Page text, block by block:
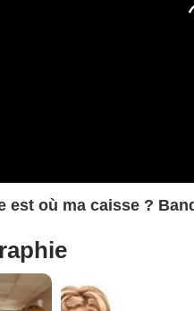
est où ma caisse ?